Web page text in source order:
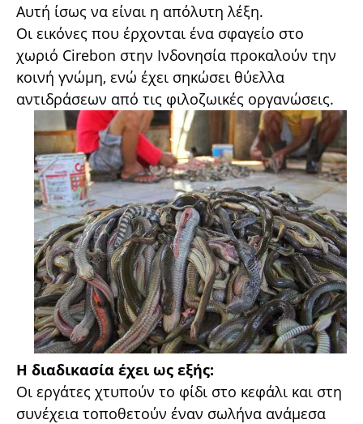
Αυτή ίσως να είναι η απόλυτη λέξη.
Οι εικόνες που έρχονται ένα σφαγείο στο
χωριό Cirebon στην Ινδονησία προκαλούν την
κοινή γνώμη, ενώ έχει σηκώσει θύελλα
αντιδράσεων από τις φιλοζωικές οργανώσεις.
Η διαδικασία έχει ως εξής:
Οι εργάτες χτυπούν το φίδι στο κεφάλι και στη
συνέχεια τοποθετούν έναν σωλήνα ανάμεσα